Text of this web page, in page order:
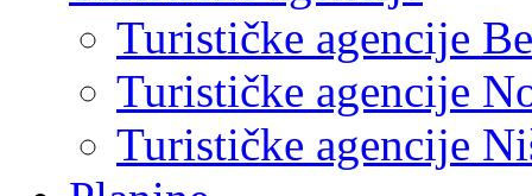
Turističke agencije
Turističke agencije
Turističke agencije